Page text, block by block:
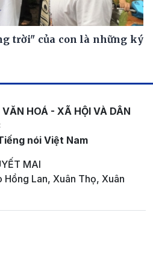
trời" của con là những ký
VĂN HOÁ - XÃ HỘI VÀ DÂN
nói Việt Nam
MAI
Lan, Xuân Thọ, Xuân